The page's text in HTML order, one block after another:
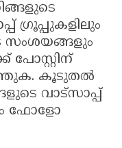
ഗ്രൂപ്പുകളിലും
സംശയങ്ങളും
കൂടുതൽ
വാട്സാപ്പ്
ഫോളോ